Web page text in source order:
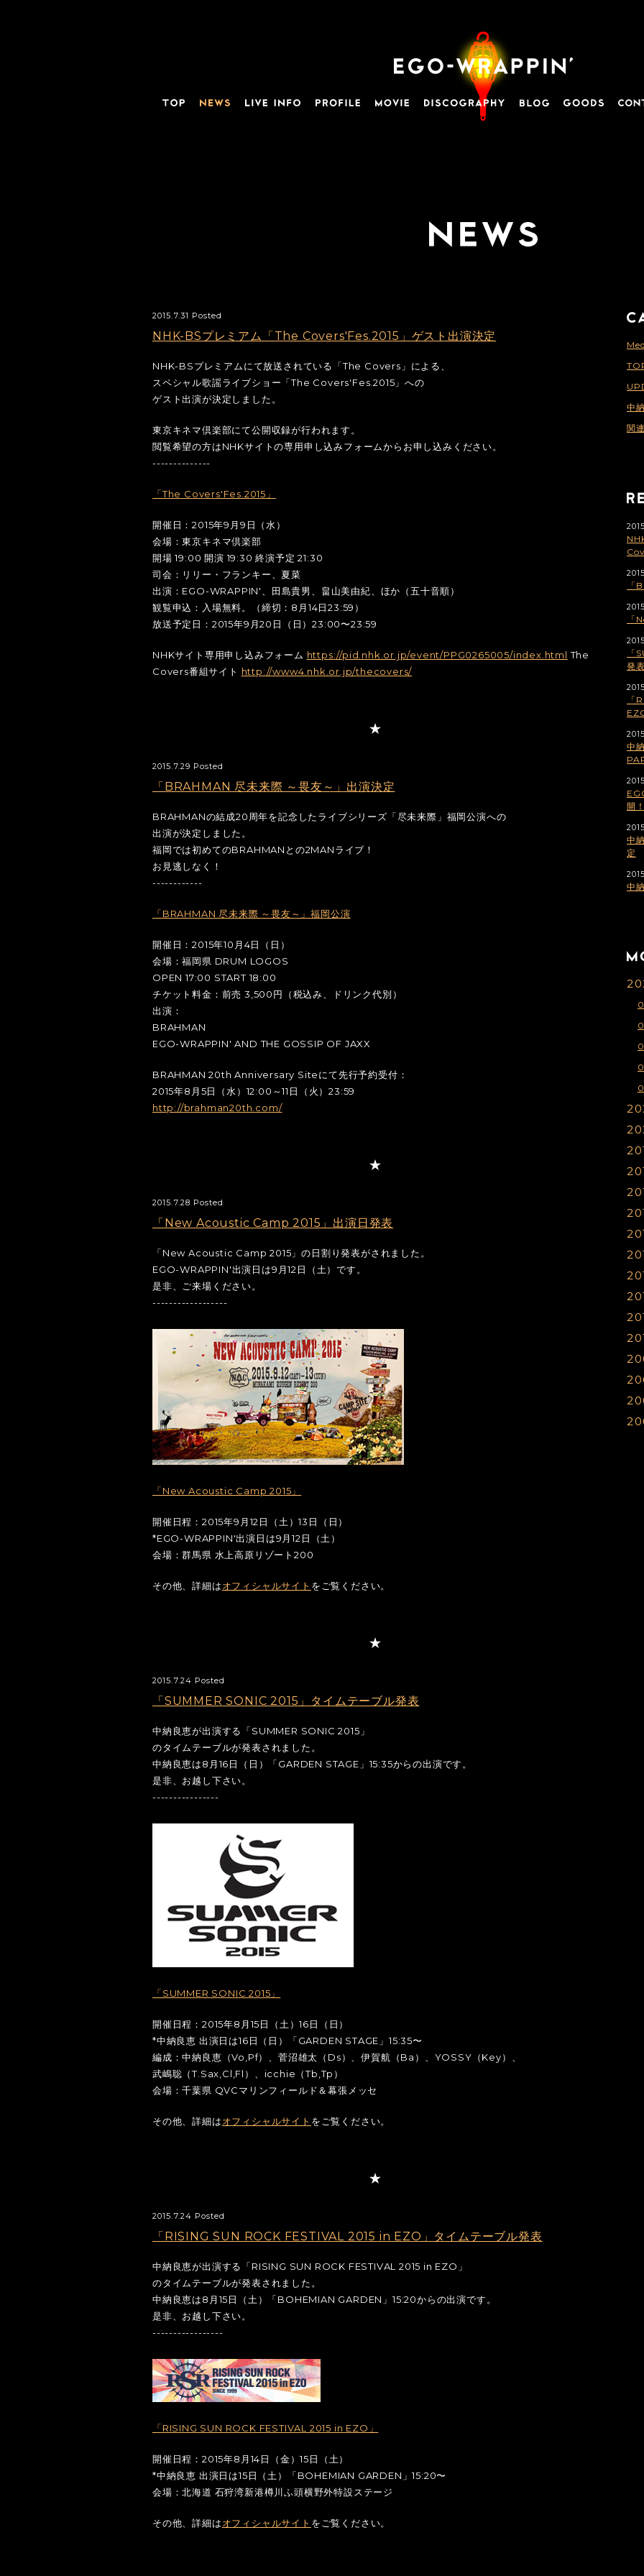
2015.7.31 Posted
NHK-BSプレミアム「The Covers'Fes.2015」ゲスト出演決定
NHK-BSプレミアムにて放送されている「The Covers」による、
スペシャル歌謡ライブショー「The Covers'Fes.2015」への
ゲスト出演が決定しました。
東京キネマ倶楽部にて公開収録が行われます。
閲覧希望の方はNHKサイトの専用申し込みフォームからお申し込みください。
--------------
「The Covers'Fes.2015」
開催日：2015年9月9日（水）
会場：東京キネマ倶楽部
開場 19:00 開演 19:30 終演予定 21:30
司会：リリー・フランキー、夏菜
出演：EGO-WRAPPIN'、田島貴男、畠山美由紀、ほか（五十音順）
観覧申込：入場無料。（締切：8月14日23:59）
放送予定日：2015年9月20日（日）23:00〜23:59
NHKサイト専用申し込みフォーム https://pid.nhk.or.jp/event/PPG0265005/index.html The
Covers番組サイト http://www4.nhk.or.jp/thecovers/
2015.7.29 Posted
「BRAHMAN 尽未来際 ～畏友～」出演決定
BRAHMANの結成20周年を記念したライブシリーズ「尽未来際」福岡公演への
出演が決定しました。
福岡では初めてのBRAHMANとの2MANライブ！
お見逃しなく！
------------
「BRAHMAN 尽未来際 ～畏友～」福岡公演
開催日：2015年10月4日（日）
会場：福岡県 DRUM LOGOS
OPEN 17:00 START 18:00
チケット料金：前売 3,500円（税込み、ドリンク代別）
出演：
BRAHMAN
EGO-WRAPPIN' AND THE GOSSIP OF JAXX
BRAHMAN 20th Anniversary Siteにて先行予約受付：
2015年8月5日（水）12:00～11日（火）23:59
http://brahman20th.com/
2015.7.28 Posted
「New Acoustic Camp 2015」出演日発表
「New Acoustic Camp 2015」の日割り発表がされました。
EGO-WRAPPIN'出演日は9月12日（土）です。
是非、ご来場ください。
------------------
「New Acoustic Camp 2015」
開催日程：2015年9月12日（土）13日（日）
*EGO-WRAPPIN'出演日は9月12日（土）
会場：群馬県 水上高原リゾート200
その他、詳細はオフィシャルサイト をご覧ください。
2015.7.24 Posted
「SUMMER SONIC 2015」タイムテーブル発表
中納良恵が出演する「SUMMER SONIC 2015」
のタイムテーブルが発表されました。
中納良恵は8月16日（日）「GARDEN STAGE」15:35からの出演です。
是非、お越し下さい。
----------------
「SUMMER SONIC 2015」
開催日程：2015年8月15日（土）16日（日）
*中納良恵 出演日は16日（日）「GARDEN STAGE」15:35〜
編成：中納良恵（Vo,Pf）、菅沼雄太（Ds）、伊賀航（Ba）、YOSSY（Key）、
武嶋聡（T.Sax,Cl,Fl）、icchie（Tb,Tp）
会場：千葉県 QVCマリンフィールド＆幕張メッセ
その他、詳細はオフィシャルサイト をご覧ください。
2015.7.24 Posted
「RISING SUN ROCK FESTIVAL 2015 in EZO」タイムテーブル発表
中納良恵が出演する「RISING SUN ROCK FESTIVAL 2015 in EZO」
のタイムテーブルが発表されました。
中納良恵は8月15日（土）「BOHEMIAN GARDEN」15:20からの出演です。
是非、お越し下さい。
-----------------
「RISING SUN ROCK FESTIVAL 2015 in EZO」
開催日程：2015年8月14日（金）15日（土）
*中納良恵 出演日は15日（土）「BOHEMIAN GARDEN」15:20〜
会場：北海道 石狩湾新港樽川ふ頭横野外特設ステージ
その他、詳細はオフィシャルサイト をご覧ください。
中
関
「
「
「
発
「
中
開
中
定
中